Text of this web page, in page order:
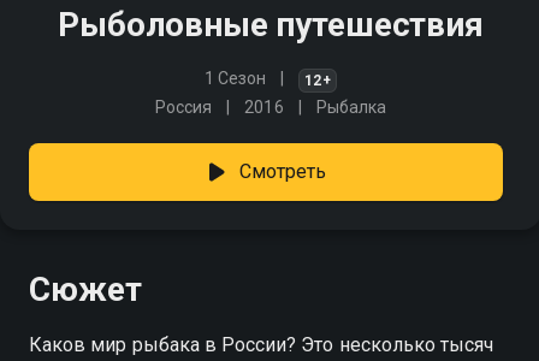
Рыболовные путешествия
1 Сезон 12+
Россия 2016 Рыбалка
Смотреть
Сюжет
Каков мир рыбака в России? Это несколько тысяч